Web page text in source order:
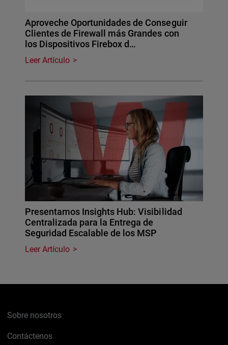
Aproveche Oportunidades de Conseguir
Clientes de Firewall más Grandes con
los Dispositivos Firebox d…
Leer Artículo
Presentamos Insights Hub: Visibilidad
Centralizada para la Entrega de
Seguridad Escalable de los MSP
Leer Artículo
Sobre nosotros
Contáctenos